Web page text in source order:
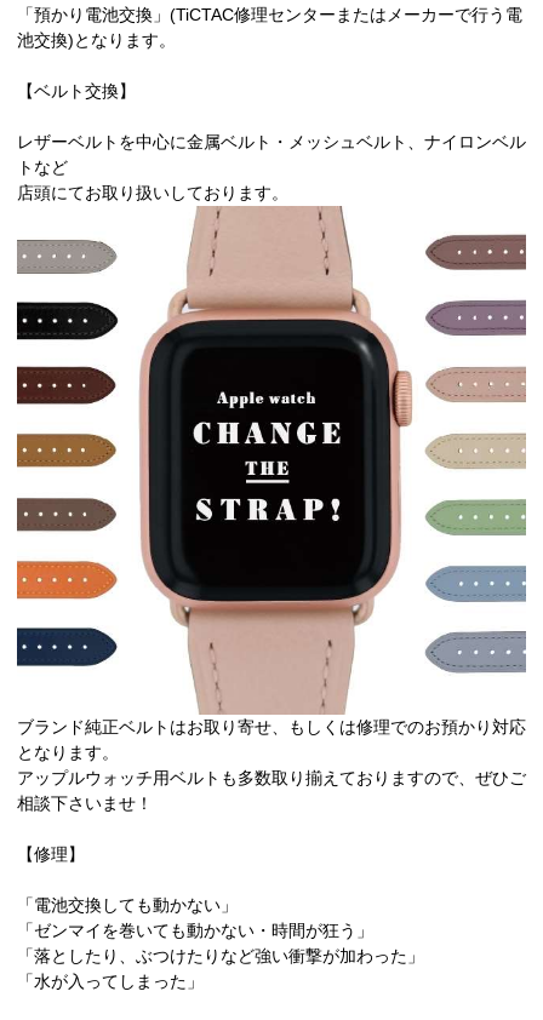
「預かり電池交換」(TiCTAC修理センターまたはメーカーで行う電
池交換)となります。
【ベルト交換】
レザーベルトを中心に金属ベルト・メッシュベルト、ナイロンベル
トなど
店頭にてお取り扱いしております。
ブランド純正ベルトはお取り寄せ、もしくは修理でのお預かり対応
となります。
アップルウォッチ用ベルトも多数取り揃えておりますので、ぜひご
相談下さいませ！
【修理】
「電池交換しても動かない」
「ゼンマイを巻いても動かない・時間が狂う」
「落としたり、ぶつけたりなど強い衝撃が加わった」
「水が入ってしまった」